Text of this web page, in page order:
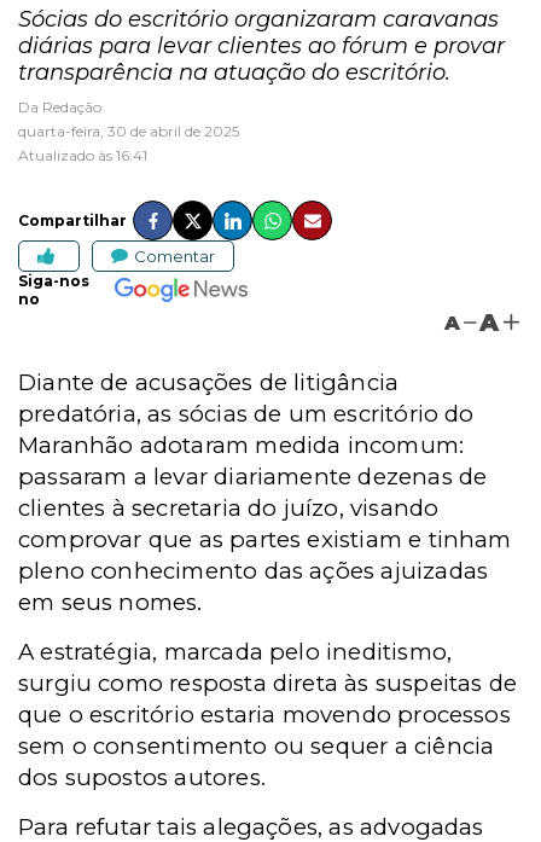
Sócias do escritório organizaram caravanas
diárias para levar clientes ao fórum e provar
transparência na atuação do escritório.
Da Redação
quarta-feira, 30 de abril de 2025
Atualizado às 16:41
Compartilhar
Comentar
Siga-nos
no
A A
Diante de acusações de litigância
predatória, as sócias de um escritório do
Maranhão adotaram medida incomum:
passaram a levar diariamente dezenas de
clientes à secretaria do juízo, visando
comprovar que as partes existiam e tinham
pleno conhecimento das ações ajuizadas
em seus nomes.
A estratégia, marcada pelo ineditismo,
surgiu como resposta direta às suspeitas de
que o escritório estaria movendo processos
sem o consentimento ou sequer a ciência
dos supostos autores.
Para refutar tais alegações, as advogadas